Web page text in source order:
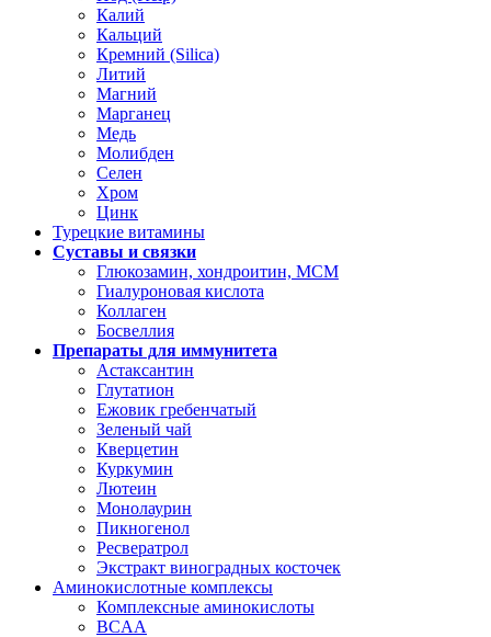
Калий
Кальций
Кремний (Silica)
Литий
Магний
Марганец
Медь
Молибден
Селен
Хром
Цинк
Турецкие витамины
Суставы и связки
Глюкозамин, хондроитин, МСМ
Гиалуроновая кислота
Коллаген
Босвеллия
Препараты для иммунитета
Астаксантин
Глутатион
Ежовик гребенчатый
Зеленый чай
Кверцетин
Куркумин
Лютеин
Монолаурин
Пикногенол
Ресвератрол
Экстракт виноградных косточек
Аминокислотные комплексы
Комплексные аминокислоты
BCAA